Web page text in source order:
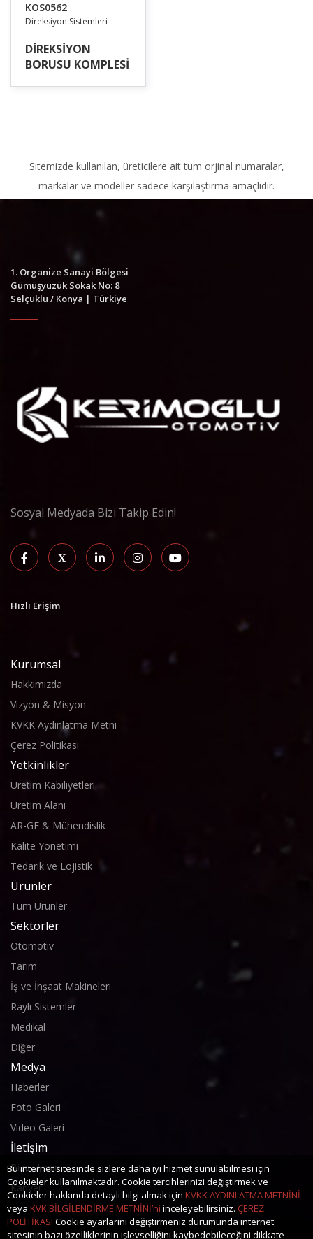
KOS0562
Direksiyon Sistemleri
DİREKSİYON
BORUSU KOMPLESİ
Sitemizde kullanılan, üreticilere ait tüm orjinal numaralar,
markalar ve modeller sadece karşılaştırma amaçlıdır.
1. Organize Sanayi Bölgesi
Gümüşyüzük Sokak No: 8
Selçuklu / Konya | Türkiye
Sosyal Medyada Bizi Takip Edin!
Hızlı Erişim
Kurumsal
Hakkımızda
Vizyon & Misyon
KVKK Aydınlatma Metni
Çerez Politikası
Yetkinlikler
Üretim Kabiliyetleri
Üretim Alanı
AR-GE & Mühendislik
Kalite Yönetimi
Tedarik ve Lojistik
Ürünler
Tüm Ürünler
Sektörler
Otomotiv
Tarım
İş ve İnşaat Makineleri
Raylı Sistemler
Medikal
Diğer
Medya
Haberler
Foto Galeri
Video Galeri
İletişim
Bize Ulaşın
Kariyer
Bu internet sitesinde sizlere daha iyi hizmet sunulabilmesi için
Cookieler kullanılmaktadır. Cookie tercihlerinizi değiştirmek ve
Cookieler hakkında detaylı bilgi almak için KVKK AYDINLATMA METNİNİ
veya KVK BİLGİLENDİRME METNİNİ’ni inceleyebilirsiniz. ÇEREZ
POLİTİKASI Cookie ayarlarını değiştirmeniz durumunda internet
sitesinin bazı özelliklerinin işlevselliğini kaybedebileceğini dikkate